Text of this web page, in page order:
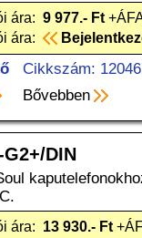
ára: 9 977.- Ft
ára:
Cikkszám:
Bővebben
DIN
ára: 13 930.- Ft